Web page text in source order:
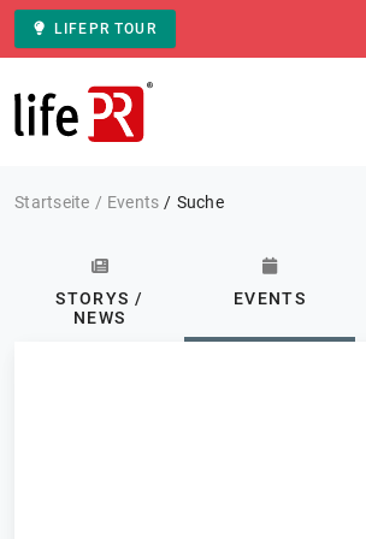
LIFEPR TOUR
Zur Startseite
Startseite Events Suche
STORYS /
NEWS
EVENTS